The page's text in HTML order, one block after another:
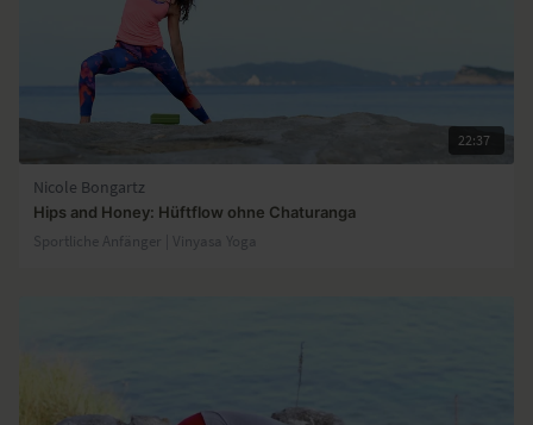
22:37
Nicole Bongartz
Hips and Honey: Hüftflow ohne Chaturanga
Sportliche Anfänger | Vinyasa Yoga